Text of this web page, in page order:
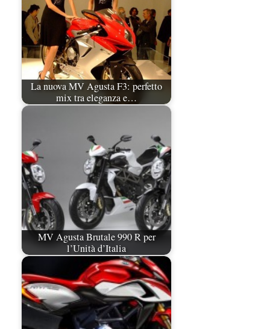
La nuova MV Agusta F3: perfetto
mix tra eleganza e…
MV Agusta Brutale 990 R per
l’Unità d’Italia